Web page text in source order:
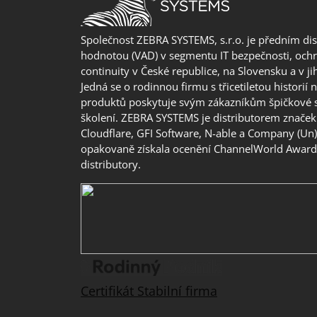
Společnost ZEBRA SYSTEMS, s.r.o. je předním
hodnotou (VAD) v segmentu IT bezpečnosti,
continuity v České republice, na Slovensku a v
Jedná se o rodinnou firmu s třicetiletou historií
produktů poskytuje svým zákazníkům špičkové
školení. ZEBRA SYSTEMS je distributorem
Cloudflare, GFI Software, N-able a Company
opakovaně získala ocenění ChannelWorld
distributory.
Certifikát Stabilní firma